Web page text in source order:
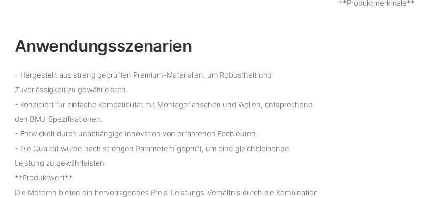
**Produktmerkmale**
Anwendungsszenarien
- Hergestellt aus streng geprüften Premium-Materialien, um Robustheit und
Zuverlässigkeit zu gewährleisten.
- Konzipiert für einfache Kompatibilität mit Montageflanschen und Wellen, entsprechend
den BMJ-Spezifikationen.
- Entwickelt durch unabhängige Innovation von erfahrenen Fachleuten.
- Die Qualität wurde nach strengen Parametern geprüft, um eine gleichbleibende
Leistung zu gewährleisten.
**Produktwert**
Die Motoren bieten ein hervorragendes Preis-Leistungs-Verhältnis durch die Kombination